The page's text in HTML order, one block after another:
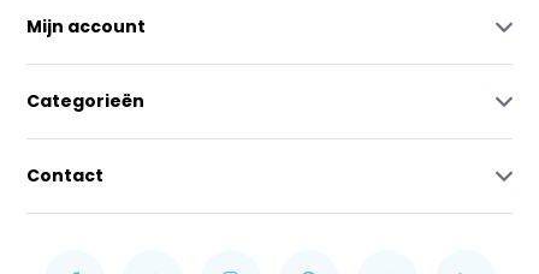
Mijn account
Categorieën
Contact